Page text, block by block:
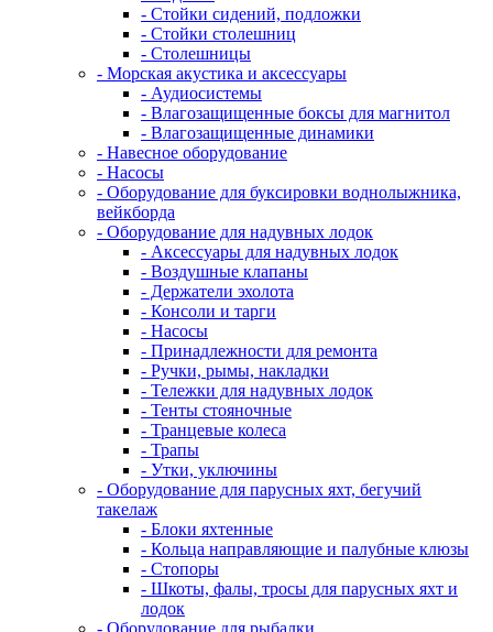
- Стойки сидений, подложки
- Стойки столешниц
- Столешницы
- Морская акустика и аксессуары
- Аудиосистемы
- Влагозащищенные боксы для магнитол
- Влагозащищенные динамики
- Навесное оборудование
- Насосы
- Оборудование для буксировки воднолыжника,
вейкборда
- Оборудование для надувных лодок
- Аксессуары для надувных лодок
- Воздушные клапаны
- Держатели эхолота
- Консоли и тарги
- Насосы
- Принадлежности для ремонта
- Ручки, рымы, накладки
- Тележки для надувных лодок
- Тенты стояночные
- Транцевые колеса
- Трапы
- Утки, уключины
- Оборудование для парусных яхт, бегучий
такелаж
- Блоки яхтенные
- Кольца направляющие и палубные клюзы
- Стопоры
- Шкоты, фалы, тросы для парусных яхт и
лодок
- Оборудование для рыбалки